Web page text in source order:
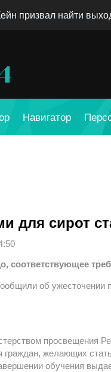
призвал найти
Навигатор
для сирот
соответствующее
об
просвещения
граждан, желающих
обучения